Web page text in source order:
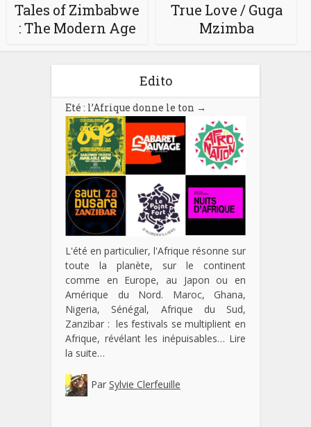
Tales of Zimbabwe
: The Modern Age
True Love / Guga
Mzimba
Edito
Eté : l’Afrique donne le ton →
L'été en particulier, l'Afrique résonne sur
toute la planète, sur le continent
comme en Europe, au Japon ou en
Amérique du Nord. Maroc, Ghana,
Nigeria, Sénégal, Afrique du Sud,
Zanzibar : les festivals se multiplient en
Afrique, révélant les inépuisables… Lire
la suite…
Par Sylvie Clerfeuille